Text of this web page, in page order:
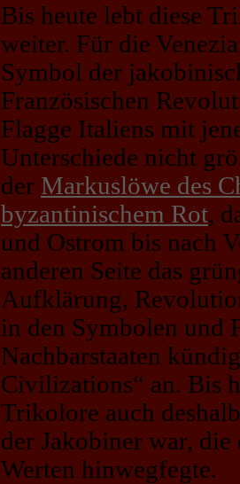
Bis heute lebt diese
weiter. Für die
Symbol der
Französischen
Flagge Italiens mit
Unterschiede nicht
der Markuslöwe des
byzantinischem Rot,
und Ostrom bis nach
anderen Seite das
Aufklärung,
in den Symbolen und
Nachbarstaaten
Civilizations“ an. Bis
Trikolore auch
der Jakobiner war,
Werten hinwegfegte.